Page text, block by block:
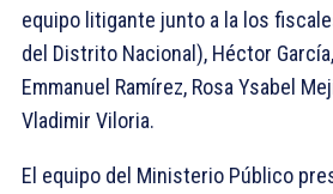
equipo litigante junto a la los
del Distrito Nacional), Héctor
Emmanuel Ramírez, Rosa Ysabel
Vladimir Viloria.
El equipo del Ministerio Público